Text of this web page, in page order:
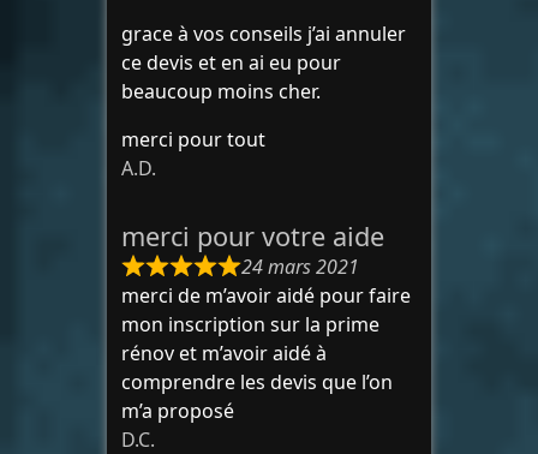
grace à vos conseils j’ai annuler
ce devis et en ai eu pour
beaucoup moins cher.
merci pour tout
A.D.
merci pour votre aide
24 mars 2021
merci de m’avoir aidé pour faire
mon inscription sur la prime
rénov et m’avoir aidé à
comprendre les devis que l’on
m’a proposé
D.C.